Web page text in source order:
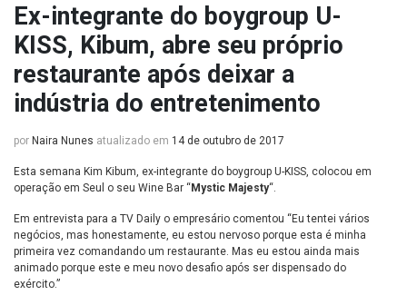
Ex-integrante do boygroup U-
KISS, Kibum, abre seu próprio
restaurante após deixar a
indústria do entretenimento
por Naira Nunes atualizado em 14 de outubro de 2017
Esta semana Kim Kibum, ex-integrante do boygroup U-KISS, colocou em
operação em Seul o seu Wine Bar “ Mystic Majesty“.
Em entrevista para a TV Daily o empresário comentou “Eu tentei vários
negócios, mas honestamente, eu estou nervoso porque esta é minha
primeira vez comandando um restaurante. Mas eu estou ainda mais
animado porque este e meu novo desafio após ser dispensado do
exército.”